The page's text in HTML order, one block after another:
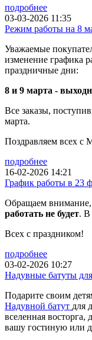
подробнее
03-03-2026 11:35
Режим работы на 8
Уважаемые
изменение графика
праздничные дни:
8 и 9 марта -
Все заказы,
марта.
Поздравляем всех
подробнее
16-02-2026 14:21
График работы в 23
Обращаем внимание,
работать не будет. В
Всех с праздником!
подробнее
03-02-2026 10:27
Надувные батуты
Подарите своим
Надувной батут для
вселенная восторга,
вашу гостиную или